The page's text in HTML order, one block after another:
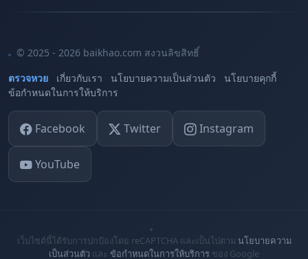
© 2025 - 2026 baikhao.com สงวนลิขสิทธิ์
ตรวจหวย
เกี่ยวกับเรา นโยบายความเป็นส่วนตัว
นโยบายคุกกี้
ข้อกำหนดในการให้บริการ
Facebook Twitter Instagram
YouTube
เว็บไซต์นี้ได้รับการปกป้องโดย reCAPTCHA และเป็นไปตาม นโยบายความ
เป็นส่วนตัว และ ข้อกำหนดในการให้บริการ ของ Google